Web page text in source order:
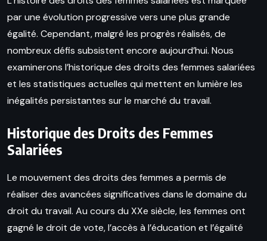
par une évolution progressive vers une plus grande
égalité. Cependant, malgré les progrès réalisés, de
nombreux défis subsistent encore aujourd’hui. Nous
examinerons l’historique des droits des femmes salariées
et les statistiques actuelles qui mettent en lumière les
inégalités persistantes sur le marché du travail.
Historique des Droits des Femmes
Salariées
Le mouvement des droits des femmes a permis de
réaliser des avancées significatives dans le domaine du
droit du travail. Au cours du XXe siècle, les femmes ont
gagné le droit de vote, l’accès à l’éducation et l’égalité